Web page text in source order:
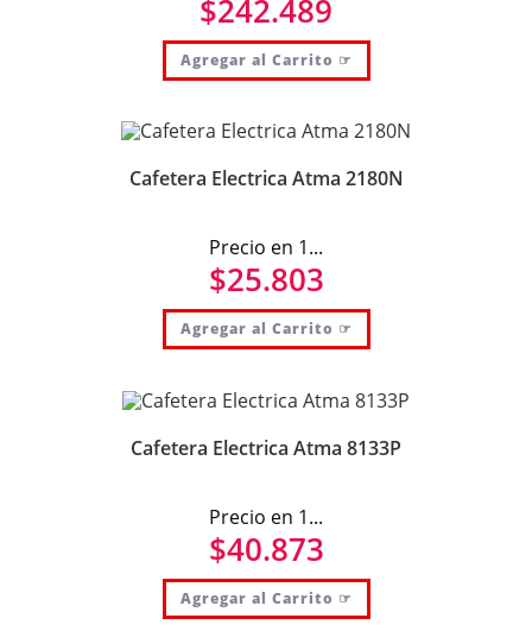
$242.489
Agregar al Carrito ☞
Cafetera Electrica Atma 2180N
Precio en 1...
$25.803
Agregar al Carrito ☞
Cafetera Electrica Atma 8133P
Precio en 1...
$40.873
Agregar al Carrito ☞